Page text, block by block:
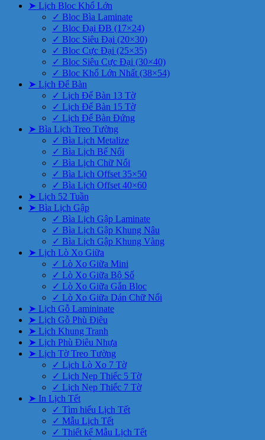
➤ Lịch Bloc Khổ Lớn
✓ Bloc Bìa Laminate
✓ Bloc Đại ĐB (17×24)
✓ Bloc Siêu Đại (20×30)
✓ Bloc Cực Đại (25×35)
✓ Bloc Siêu Cực Đại (30×40)
✓ Bloc Khổ Lớn Nhất (38×54)
➤ Lịch Để Bàn
✓ Lịch Để Bàn 13 Tờ
✓ Lịch Để Bàn 15 Tờ
✓ Lịch Để Bàn Đứng
➤ Bìa Lịch Treo Tường
✓ Bìa Lịch Metalize
✓ Bìa Lịch Bế Nổi
✓ Bìa Lịch Chữ Nổi
✓ Bìa Lịch Offset 35×50
✓ Bìa Lịch Offset 40×60
➤ Lịch 52 Tuần
➤ Bìa Lịch Gập
✓ Bìa Lịch Gập Laminate
✓ Bìa Lịch Gập Khung Nâu
✓ Bìa Lịch Gập Khung Vàng
➤ Lịch Lò Xo Giữa
✓ Lò Xo Giữa Mini
✓ Lò Xo Giữa Bộ Số
✓ Lò Xo Giữa Gắn Bloc
✓ Lò Xo Giữa Dán Chữ Nổi
➤ Lịch Gỗ Lamininate
➤ Lịch Gỗ Phù Điêu
➤ Lịch Khung Tranh
➤ Lịch Phù Điêu Nhựa
➤ Lịch Tờ Treo Tường
✓ Lịch Lò Xo 7 Tờ
✓ Lịch Nẹp Thiếc 5 Tờ
✓ Lịch Nẹp Thiếc 7 Tờ
➤ In Lịch Tết
✓ Tìm hiểu Lịch Tết
✓ Mẫu Lịch Tết
✓ Thiết kế Mẫu Lịch Tết